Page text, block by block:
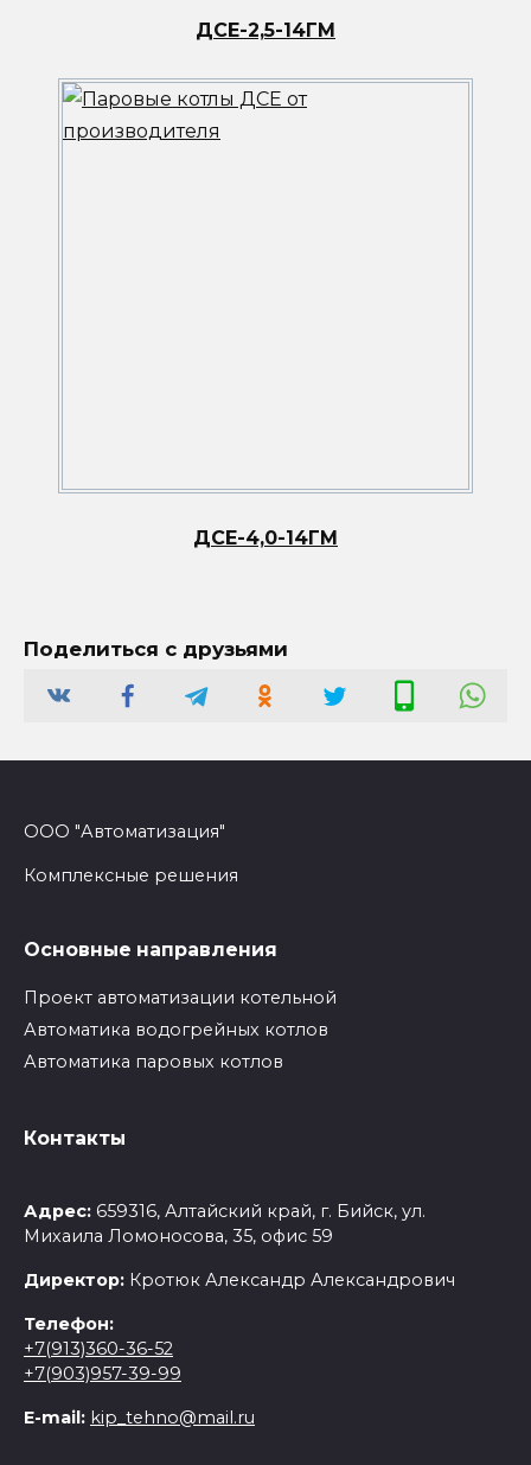
ДСЕ-2,5-14ГМ
ДСЕ-4,0-14ГМ
Поделиться с друзьями
ООО "Автоматизация"
Комплексные решения
Основные направления
Проект автоматизации котельной
Автоматика водогрейных котлов
Автоматика паровых котлов
Контакты
Адрес: 659316, Алтайский край, г. Бийск, ул.
Михаила Ломоносова, 35, офис 59
Директор: Кротюк Александр Александрович
Телефон:
+7(913)360-36-52
+7(903)957-39-99
E-mail: kip_tehno@mail.ru